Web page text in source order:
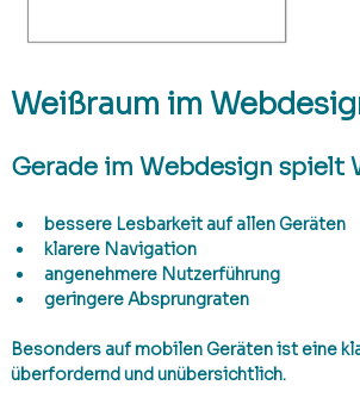
Weißraum im
Gerade im Webdesign spielt
bessere Lesbarkeit auf allen Geräten
klarere Navigation
angenehmere Nutzerführung
geringere Absprungraten
Besonders auf mobilen Geräten ist eine
überfordernd und unübersichtlich.